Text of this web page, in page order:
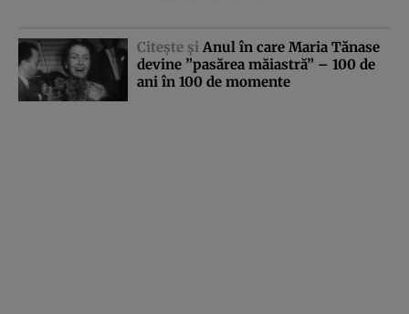
Citeşte şi Anul în care Maria Tănase
devine ”pasărea măiastră” – 100 de
ani în 100 de momente